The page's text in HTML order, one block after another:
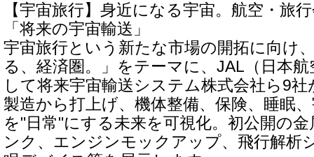
【宇宙旅行】身近になる宇宙。航空・旅
「将来の宇宙輸送」
宇宙旅行という新たな市場の開拓に向け
る、経済圏。」をテーマに、JAL（日本
して将来宇宙輸送システム株式会社ら9
製造から打上げ、機体整備、保険、睡眠
を"日常"にする未来を可視化。初公開の
ンク、エンジンモックアップ、飛行解析